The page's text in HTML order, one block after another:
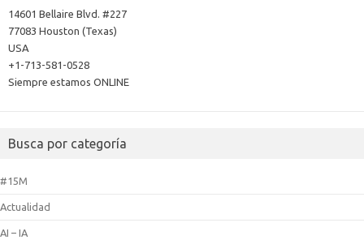
14601 Bellaire Blvd. #227
77083 Houston (Texas)
USA
+1-713-581-0528
Siempre estamos ONLINE
Busca por categoría
#15M
Actualidad
AI – IA